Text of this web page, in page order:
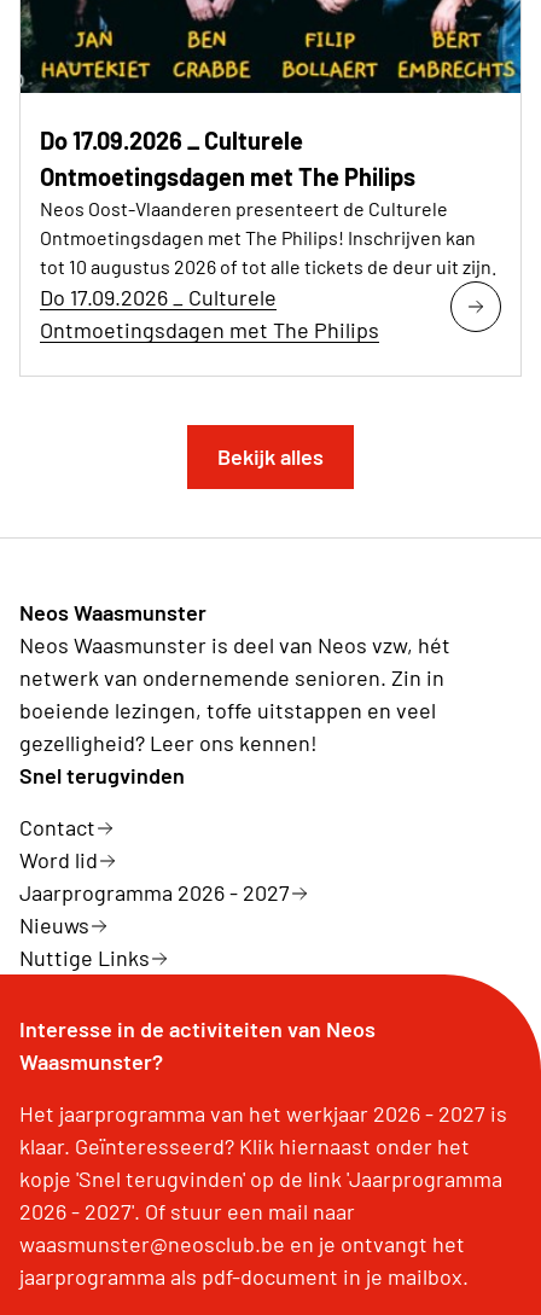
Do 17.09.2026 _ Culturele
Ontmoetingsdagen met The Philips
Neos Oost-Vlaanderen presenteert de Culturele
Ontmoetingsdagen met The Philips! Inschrijven kan
tot 10 augustus 2026 of tot alle tickets de deur uit zijn.
Do 17.09.2026 _ Culturele
Ontmoetingsdagen met The Philips
Bekijk alles
Neos Waasmunster
Neos Waasmunster is deel van Neos vzw, hét
netwerk van ondernemende senioren. Zin in
boeiende lezingen, toffe uitstappen en veel
gezelligheid? Leer ons kennen!
Snel terugvinden
Contact
Word lid
Jaarprogramma 2026 - 2027
Nieuws
Nuttige Links
Interesse in de activiteiten van Neos
Waasmunster?
Het jaarprogramma van het werkjaar 2026 - 2027 is
klaar. Geïnteresseerd? Klik hiernaast onder het
kopje 'Snel terugvinden' op de link 'Jaarprogramma
2026 - 2027'. Of stuur een mail naar
waasmunster@neosclub.be en je ontvangt het
jaarprogramma als pdf-document in je mailbox.